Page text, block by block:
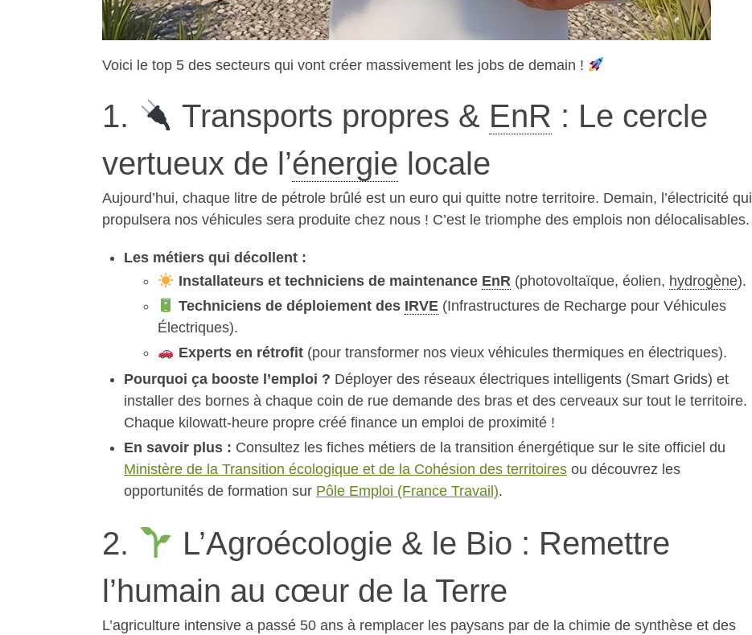
Voici le top 5 des secteurs qui vont créer massivement les jobs de demain !
1. Transports propres & EnR : Le cercle
vertueux de l’énergie locale
Aujourd’hui, chaque litre de pétrole brûlé est un euro qui quitte notre territoire. Demain, l’électricité qui
propulsera nos véhicules sera produite chez nous ! C’est le triomphe des emplois non délocalisables.
Les métiers qui décollent :
Installateurs et techniciens de maintenance EnR(photovoltaïque, éolien, hydrogène).
Techniciens de déploiement des IRVE(Infrastructures de Recharge pour Véhicules
Électriques).
Experts en rétrofit(pour transformer nos vieux véhicules thermiques en électriques).
Pourquoi ça booste l’emploi ? Déployer des réseaux électriques intelligents (Smart Grids) et
installer des bornes à chaque coin de rue demande des bras et des cerveaux sur tout le territoire.
Chaque kilowatt-heure propre créé finance un emploi de proximité !
En savoir plus : Consultez les fiches métiers de la transition énergétique sur le site officiel du
Ministère de la Transition écologique et de la Cohésion des territoires ou découvrez les
opportunités de formation sur Pôle Emploi (France Travail).
2.
L’Agroécologie & le Bio : Remettre
l’humain au cœur de la Terre
L’agriculture intensive a passé 50 ans à remplacer les paysans par de la chimie de synthèse et des